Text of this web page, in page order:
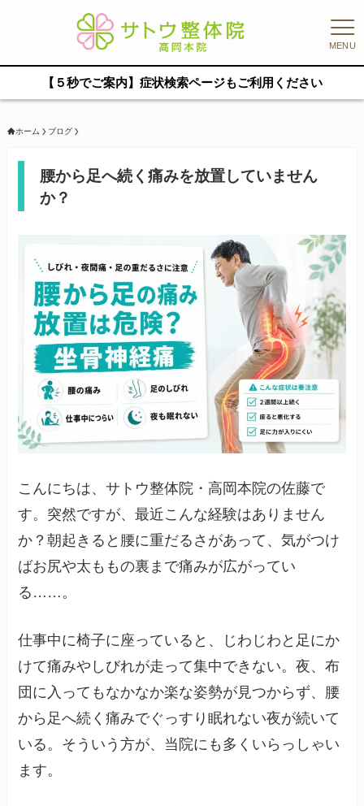
MENU
【５秒でご案内】症状検索ページもご利用ください
ホーム ブログ
腰から足へ続く痛みを放置していません
か？
こんにちは、サトウ整体院・高岡本院の佐藤で
す。突然ですが、最近こんな経験はありません
か？朝起きると腰に重だるさがあって、気がつけ
ばお尻や太ももの裏まで痛みが広がってい
る……。
仕事中に椅子に座っていると、じわじわと足にか
けて痛みやしびれが走って集中できない。夜、布
団に入ってもなかなか楽な姿勢が見つからず、腰
から足へ続く痛みでぐっすり眠れない夜が続いて
いる。そういう方が、当院にも多くいらっしゃい
ます。